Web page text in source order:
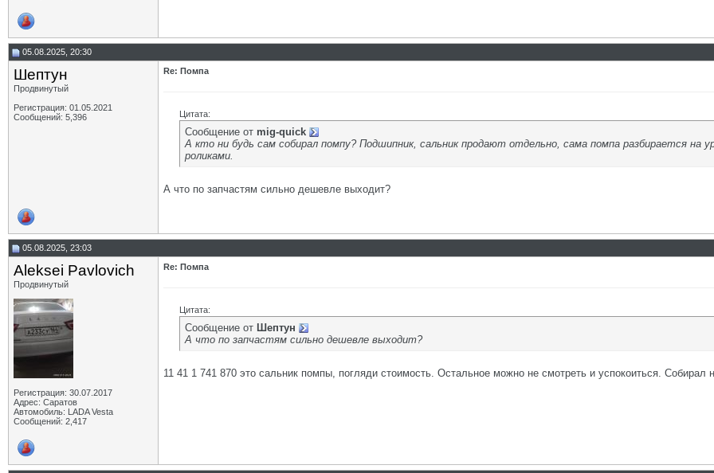
05.08.2025, 20:30
Шептун
Продвинутый
Регистрация: 01.05.2021
Сообщений: 5,396
Re: Помпа
Цитата:
Сообщение от mig-quick
А кто ни будь сам собирал помпу? Подшипник, сальник продают отдельно, сама помпа разбирается на
роликами.
А что по запчастям сильно дешевле выходит?
05.08.2025, 23:03
Aleksei Pavlovich
Продвинутый
Регистрация: 30.07.2017
Адрес: Саратов
Автомобиль: LADA Vesta
Сообщений: 2,417
Re: Помпа
Цитата:
Сообщение от Шептун
А что по запчастям сильно дешевле выходит?
11 41 1 741 870 это сальник помпы, погляди стоимость. Остальное можно не смотреть и успокоиться. Собирал